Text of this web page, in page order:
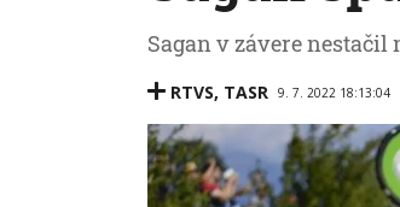
Sagan v závere nestačil
RTVS, TASR 9. 7. 2022 18:13:04